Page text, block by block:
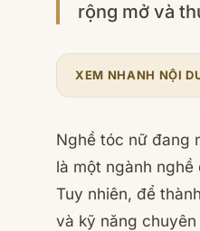
rộng mở và
XEM NHANH NỘI
Nghề tóc nữ đang
là một ngành
Tuy nhiên, để
và kỹ năng